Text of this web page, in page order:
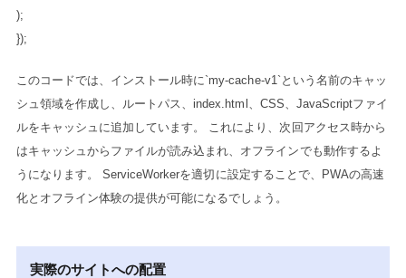
);
});
このコードでは、インストール時に`my-cache-v1`という名前のキャッ
シュ領域を作成し、ルートパス、index.html、CSS、JavaScriptファイ
ルをキャッシュに追加しています。 これにより、次回アクセス時から
はキャッシュからファイルが読み込まれ、オフラインでも動作するよ
うになります。 ServiceWorkerを適切に設定することで、PWAの高速
化とオフライン体験の提供が可能になるでしょう。
実際のサイトへの配置